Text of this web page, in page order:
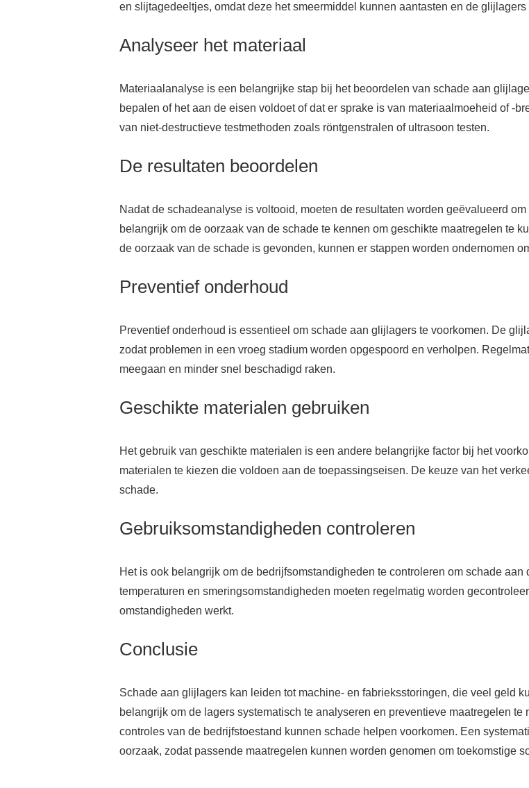
en slijtagedeeltjes, omdat deze het smeermiddel kunnen aantasten en de
Analyseer het materiaal
Materiaalanalyse is een belangrijke stap bij het beoordelen van schade aan
bepalen of het aan de eisen voldoet of dat er sprake is van materiaalmoeheid of -
van niet-destructieve testmethoden zoals röntgenstralen of ultrasoon testen.
De resultaten beoordelen
Nadat de schadeanalyse is voltooid, moeten de resultaten worden geëvalueerd
belangrijk om de oorzaak van de schade te kennen om geschikte maatregelen te
de oorzaak van de schade is gevonden, kunnen er stappen worden ondernomen
Preventief onderhoud
Preventief onderhoud is essentieel om schade aan glijlagers te voorkomen. De
zodat problemen in een vroeg stadium worden opgespoord en verholpen.
meegaan en minder snel beschadigd raken.
Geschikte materialen gebruiken
Het gebruik van geschikte materialen is een andere belangrijke factor bij het
materialen te kiezen die voldoen aan de toepassingseisen. De keuze van het
schade.
Gebruiksomstandigheden controleren
Het is ook belangrijk om de bedrijfsomstandigheden te controleren om schade
temperaturen en smeringsomstandigheden moeten regelmatig worden
omstandigheden werkt.
Conclusie
Schade aan glijlagers kan leiden tot machine- en fabrieksstoringen, die veel geld
belangrijk om de lagers systematisch te analyseren en preventieve maatregelen
controles van de bedrijfstoestand kunnen schade helpen voorkomen. Een
oorzaak, zodat passende maatregelen kunnen worden genomen om toekomstige